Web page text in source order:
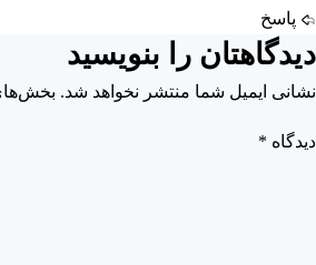
پاسخ
دیدگاهتان را بنویسید
نشانی ایمیل شما منتشر نخواهد شد.
دیدگاه *